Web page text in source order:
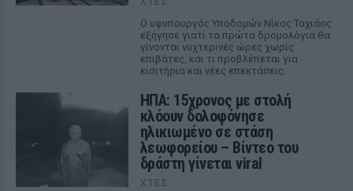
Ο υφυπουργός Υποδομών Νίκος Ταχιάος
εξήγησε γιατί τα πρώτα δρομολόγια θα
γίνονται νυχτερινές ώρες χωρίς
επιβάτες, και τι προβλέπεται για
εισιτήρια και νέες επεκτάσεις.
ΗΠΑ: 15χρονος με στολή
κλόουν δολοφόνησε
ηλικιωμένο σε στάση
λεωφορείου – Βίντεο του
δράστη γίνεται viral
ΧΤΕΣ